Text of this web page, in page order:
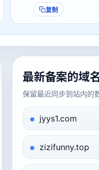
复制
最新备案的域名
保留最近同步到站内的
jyys1.com
zizifunny.top